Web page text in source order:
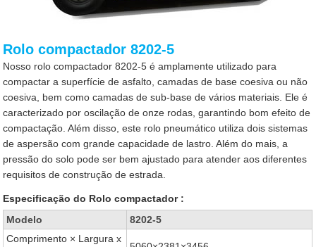
Rolo compactador 8202-5
Nosso rolo compactador 8202-5 é amplamente utilizado para
compactar a superfície de asfalto, camadas de base coesiva ou não
coesiva, bem como camadas de sub-base de vários materiais. Ele é
caracterizado por oscilação de onze rodas, garantindo bom efeito de
compactação. Além disso, este rolo pneumático utiliza dois sistemas
de aspersão com grande capacidade de lastro. Além do mais, a
pressão do solo pode ser bem ajustado para atender aos diferentes
requisitos de construção de estrada.
Especificação do Rolo compactador :
Modelo
8202-5
Comprimento × Largura x